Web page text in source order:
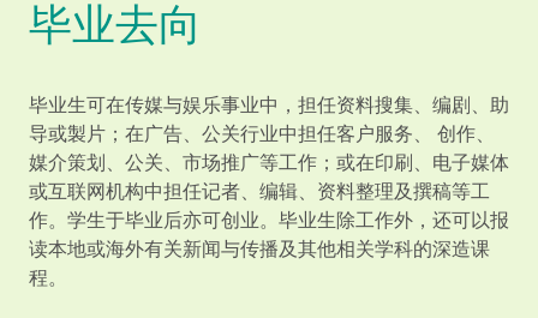
毕业去向
毕业生可在传媒与娱乐事业中，担任资料搜集、编剧、助
导或製片；在广告、公关行业中担任客户服务、 创作、
媒介策划、公关、市场推广等工作；或在印刷、电子媒体
或互联网机构中担任记者、编辑、资料整理及撰稿等工
作。学生于毕业后亦可创业。毕业生除工作外，还可以报
读本地或海外有关新闻与传播及其他相关学科的深造课
程。